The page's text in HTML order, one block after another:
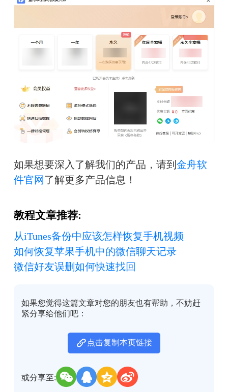
如果想要深入了解我们的产品，请到 金舟软
件官网了解更多产品信息！
教程文章推荐:
从iTunes备份中应该怎样恢复手机视频
如何恢复苹果手机中的微信聊天记录
微信好友误删如何快速找回
如果您觉得这篇文章对您的朋友也有帮助，不妨赶
紧分享给他们吧：
点击复制本页链接
或分享至: